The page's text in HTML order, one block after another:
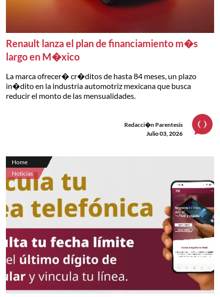
Renault lanza el plan de financiamiento m�s
largo en M�xico
La marca ofrecer� cr�ditos de hasta 84 meses, un plazo
in�dito en la industria automotriz mexicana que busca
reducir el monto de las mensualidades.
Redacci�n Parentesis
Julio 03, 2026
Home
Noticias